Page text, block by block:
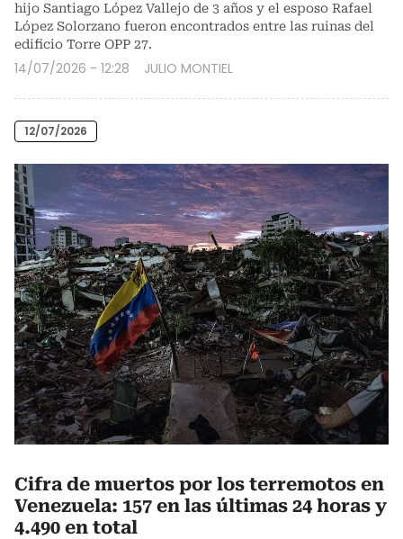
hijo Santiago López Vallejo de 3 años y el esposo Rafael
López Solorzano fueron encontrados entre las ruinas del
edificio Torre OPP 27.
14/07/2026 - 12:28 JULIO MONTIEL
12/07/2026
Cifra de muertos por los terremotos en
Venezuela: 157 en las últimas 24 horas y
4.490 en total